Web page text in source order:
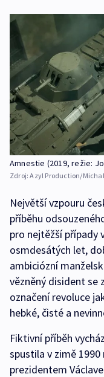
Amnestie (2019, režie:
Zdroj:Azyl Production/
Největší vzpouru
příběhu
pro nejtěžší případy
osmdesátých let,
ambiciózní
vězněný disident
označení revoluce
hebké, čisté a
Fiktivní příběh
spustila v zimě
prezidentem